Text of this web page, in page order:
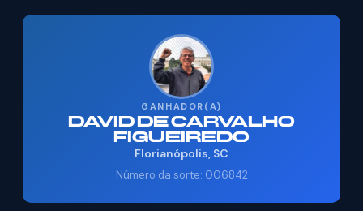
GANHADOR(A)
DAVID DE CARVALHO
FIGUEIREDO
Florianópolis, SC
Número da sorte: 006842